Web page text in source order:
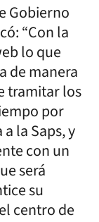
Gobierno
“Con la
lo que
de manera
tramitar los
por
la Saps, y
con un
será
su
centro de